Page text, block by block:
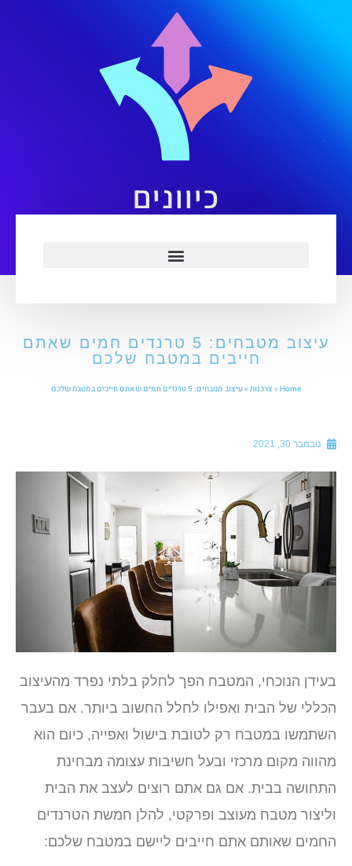
כיוונים
עיצוב מטבחים: 5 טרנדים חמים שאתם
חייבים במטבח שלכם
»צרכנות»עיצוב מטבחים: 5 טרנדים חמים שאתם חייבים במטבח שלכם
נובמבר 30, 2021
הנוכחי, המטבח הפך לחלק בלתי נפרד מהעיצוב
של הבית ואפילו לחלל החשוב ביותר. אם בעבר
במטבח רק לטובת בישול ואפייה, כיום הוא
מקום מרכזי ובעל חשיבות עצומה מבחינת
בבית. אם גם אתם רוצים לעצב את הבית
מטבח מעוצב ופרקטי, להלן חמשת הטרנדים
שאותם אתם חייבים ליישם במטבח שלכם: